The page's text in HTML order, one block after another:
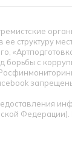
структуру
борьбы с